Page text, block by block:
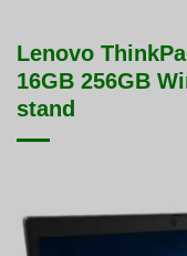
Lenovo
16GB 256GB
stand